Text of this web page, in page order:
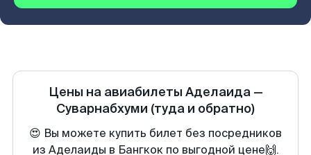
Цены на авиабилеты Аделаида—
Суварнабхуми (туда и обратно)
😍 Вы можете купить билет без посредников
из Аделаиды в Бангкок по выгодной цене🙌.